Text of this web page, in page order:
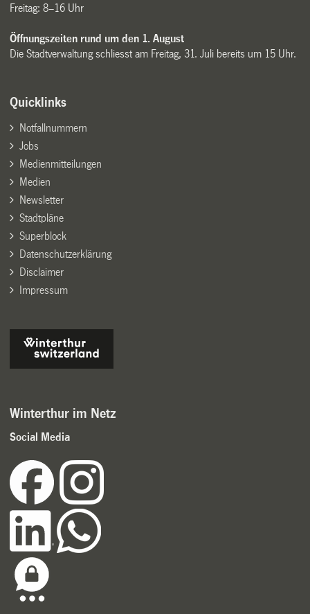
Freitag: 8–16 Uhr
Öffnungszeiten rund um den 1. August
Die Stadtverwaltung schliesst am Freitag, 31. Juli bereits um 15 Uhr.
Quicklinks
Notfallnummern
Jobs
Medienmitteilungen
Medien
Newsletter
Stadtpläne
Superblock
Datenschutzerklärung
Disclaimer
Impressum
Winterthur im Netz
Social Media